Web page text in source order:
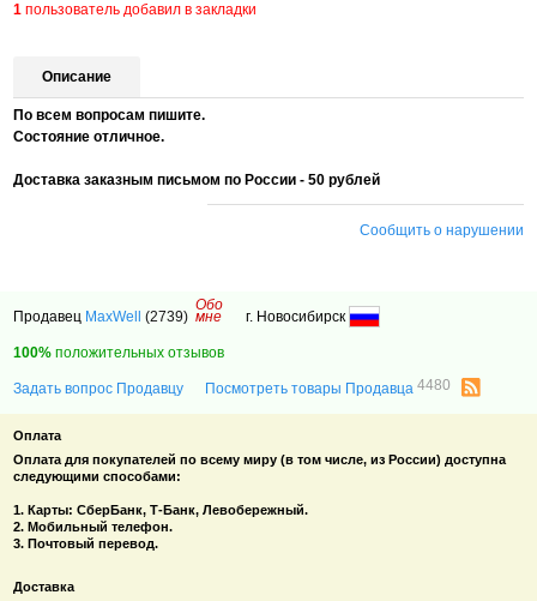
1 пользователь добавил в закладки
Описание
По всем вопросам пишите.
Состояние отличное.
Доставка заказным письмом по России - 50 рублей
Сообщить о нарушении
Продавец MaxWell (2739)
Обо
мне г. Новосибирск
100% положительных отзывов
Задать вопрос Продавцу Посмотреть товары Продавца4480
Оплата
Оплата для покупателей по всему миру (в том числе, из России) доступна
следующими способами:
1. Карты: СберБанк,Т-Банк, Левобережный.
2. Мобильный телефон.
3. Почтовый перевод.
Доставка